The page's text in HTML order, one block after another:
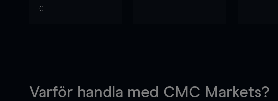
0
Varför handla med CMC Markets?